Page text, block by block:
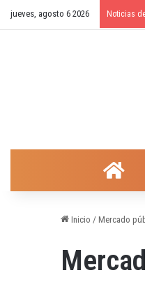
jueves, agosto 6 2026 Noticias
Inicio / Mercado